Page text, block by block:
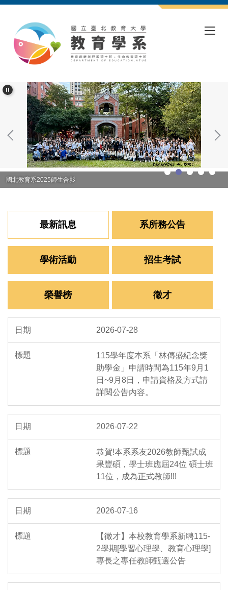
國北教育系2025師生合影
最新訊息 系所務公告
學術活動 招生考試
榮譽榜 徵才
2026-07-28
115學年度本系「林傳盛紀念獎
助學金」申請時間為115年9月1
日~9月8日，申請資格及方式請
詳閱公告內容。
2026-07-22
恭賀!本系系友2026教師甄試成
果豐碩，學士班應屆24位 碩士班
11位，成為正式教師!!!
2026-07-16
【徵才】本校教育學系新聘115-
2學期[學習心理學、教育心理學]
專長之專任教師甄選公告